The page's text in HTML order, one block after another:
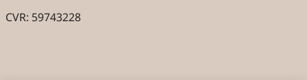
CVR: 59743228